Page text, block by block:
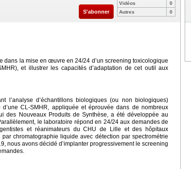
S'abonner
Vidéos
0
Autres
0
dans la mise en œuvre en 24/24 d’un screening toxicologique
et illustrer les capacités d’adaptation de cet outil aux
l’analyse d’échantillons biologiques (ou non biologiques)
CL-SMHR, appliquée et éprouvée dans de nombreux
des Nouveaux Produits de Synthèse, a été développée au
le laboratoire répond en 24/24 aux demandes de
et réanimateurs du CHU de Lille et des hôpitaux
chromatographie liquide avec détection par spectrométrie
nous avons décidé d’implanter progressivement le screening